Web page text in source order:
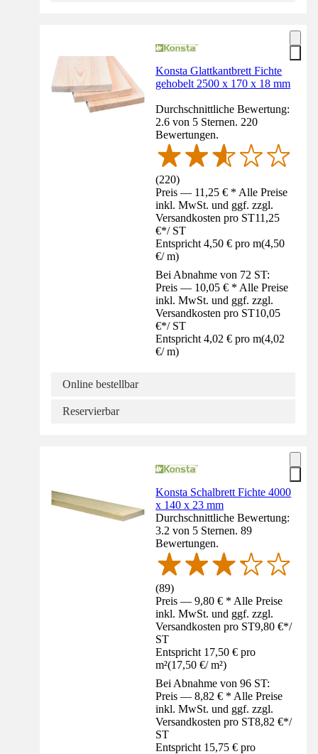
Konsta Glattkantbrett Fichte
gehobelt 2500 x 170 x 18 mm
Durchschnittliche Bewertung:
2.6 von 5 Sternen. 220
Bewertungen.
(220)
Preis — 11,25 € * Alle Preise
inkl. MwSt. und ggf. zzgl.
Versandkosten pro ST11,25
€*/ ST
Entspricht 4,50 € pro m(4,50
€/ m)
Bei Abnahme von 72 ST:
Preis — 10,05 € * Alle Preise
inkl. MwSt. und ggf. zzgl.
Versandkosten pro ST10,05
€*/ ST
Entspricht 4,02 € pro m(4,02
€/ m)
Online bestellbar
Reservierbar
Konsta Schalbrett Fichte 4000
x 140 x 23 mm
Durchschnittliche Bewertung:
3.2 von 5 Sternen. 89
Bewertungen.
(89)
Preis — 9,80 € * Alle Preise
inkl. MwSt. und ggf. zzgl.
Versandkosten pro ST9,80 €*/
ST
Entspricht 17,50 € pro
m²(17,50 €/ m²)
Bei Abnahme von 96 ST:
Preis — 8,82 € * Alle Preise
inkl. MwSt. und ggf. zzgl.
Versandkosten pro ST8,82 €*/
ST
Entspricht 15,75 € pro